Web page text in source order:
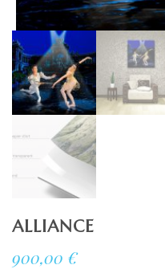
ALLIANCE
900,00 €